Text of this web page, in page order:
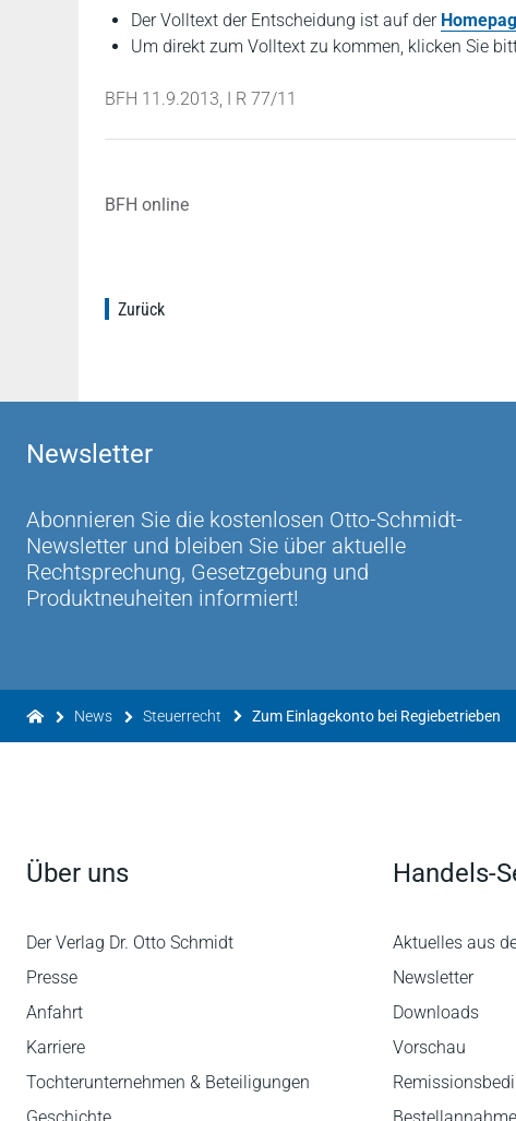
Der Volltext der Entscheidung ist auf der
Um direkt zum Volltext zu kommen, klicken Sie
BFH 11.9.2013, I R 77/11
BFH online
Zurück
Newsletter
Abonnieren Sie die kostenlosen Otto-Schmidt-
Newsletter und bleiben Sie über aktuelle
Rechtsprechung, Gesetzgebung und
Produktneuheiten informiert!
News Steuerrecht Zum Einlagekonto bei Regiebetrieben
Über uns
Der Verlag Dr. Otto Schmidt
Presse
Anfahrt
Karriere
Tochterunternehmen & Beteiligungen
Handels-
Aktuelles aus
Newsletter
Downloads
Vorschau